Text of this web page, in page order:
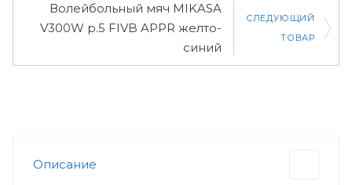
Волейбольный мяч MIKASA
V300W р.5 FIVB APPR желто-
синий
СЛЕДУЮЩИЙ
ТОВАР
Описание